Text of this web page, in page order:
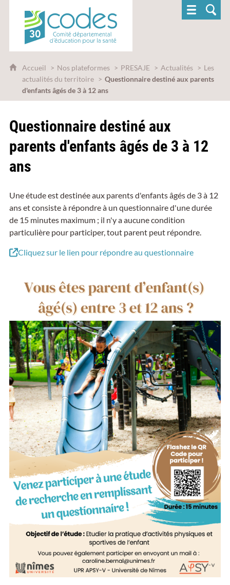
CoDES 30 - Comité départemental
Accueil Nos plateformes PRESAJE Actualités
Les
actualités du territoire
Questionnaire destiné aux parents
d'enfants âgés de 3 à 12 ans
Questionnaire destiné aux
parents d'enfants âgés de 3 à 12
ans
Une étude est destinée aux parents d'enfants âgés de 3 à 12
ans et consiste à répondre à un questionnaire d'une durée
de 15 minutes maximum ; il n'y a aucune condition
particulière pour participer, tout parent peut répondre.
Cliquez sur le lien pour répondre au questionnaire